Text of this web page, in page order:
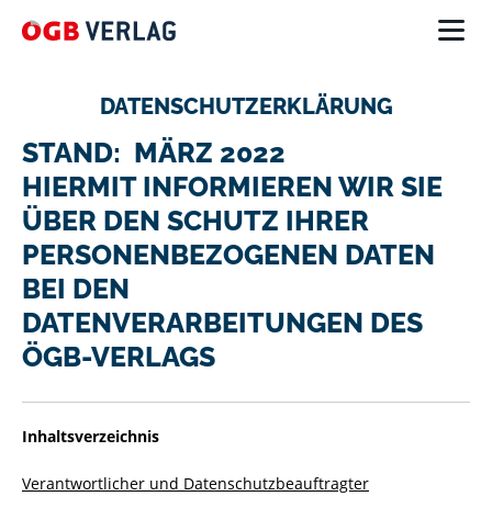
DATENSCHUTZERKLÄRUNG
STAND: MÄRZ 2022
HIERMIT INFORMIEREN WIR SIE
ÜBER DEN SCHUTZ IHRER
PERSONENBEZOGENEN DATEN
BEI DEN
DATENVERARBEITUNGEN DES
ÖGB-VERLAGS
Inhaltsverzeichnis
Verantwortlicher und Datenschutzbeauftragter